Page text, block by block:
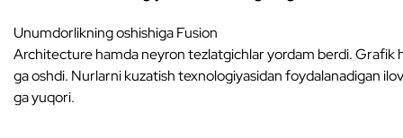
Unumdorlikning oshishiga Fusion
Architecture hamda neyron tezlatgichlar yordam berdi. Grafik
ga oshdi. Nurlarni kuzatish texnologiyasidan foydalanadigan
ga yuqori.